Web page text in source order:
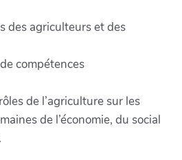
des agriculteurs et des
compétences
de l’agriculture sur les
de l’économie, du social